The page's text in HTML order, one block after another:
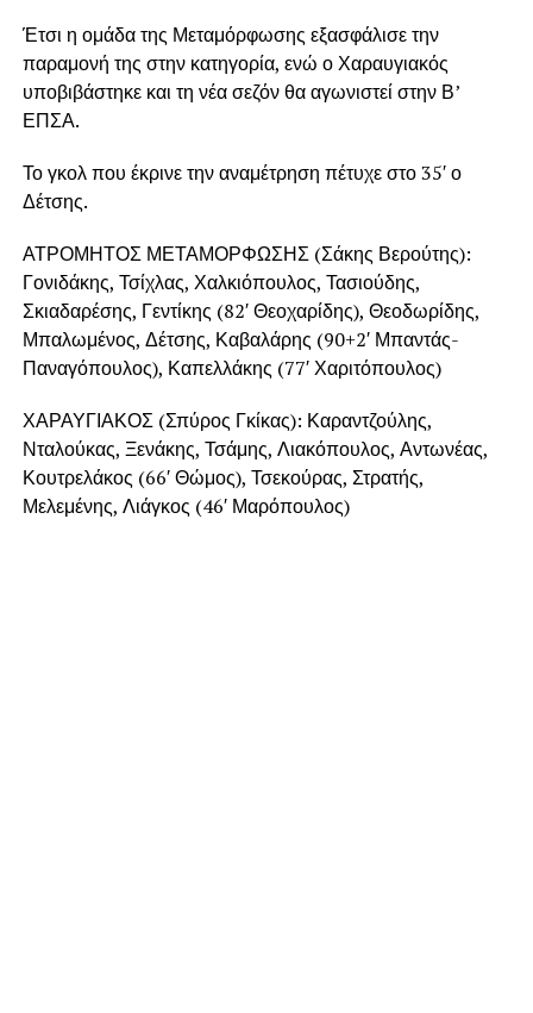
Έτσι η ομάδα της Μεταμόρφωσης εξασφάλισε την
παραμονή της στην κατηγορία, ενώ ο Χαραυγιακός
υποβιβάστηκε και τη νέα σεζόν θα αγωνιστεί στην Β’
ΕΠΣΑ.
Το γκολ που έκρινε την αναμέτρηση πέτυχε στο 35′ ο
Δέτσης.
ΑΤΡΟΜΗΤΟΣ ΜΕΤΑΜΟΡΦΩΣΗΣ (Σάκης Βερούτης):
Γονιδάκης, Τσίχλας, Χαλκιόπουλος, Τασιούδης,
Σκιαδαρέσης, Γεντίκης (82′ Θεοχαρίδης), Θεοδωρίδης,
Μπαλωμένος, Δέτσης, Καβαλάρης (90+2′ Μπαντάς-
Παναγόπουλος), Καπελλάκης (77′ Χαριτόπουλος)
ΧΑΡΑΥΓΙΑΚΟΣ (Σπύρος Γκίκας): Καραντζούλης,
Νταλούκας, Ξενάκης, Τσάμης, Λιακόπουλος, Αντωνέας,
Κουτρελάκος (66′ Θώμος), Τσεκούρας, Στρατής,
Μελεμένης, Λιάγκος (46′ Μαρόπουλος)